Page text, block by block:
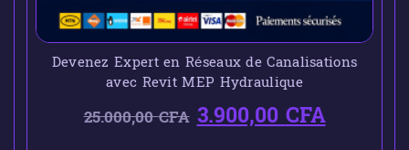
Devenez Expert en Réseaux de Canalisations
avec Revit MEP Hydraulique
25.000,00CFA 3.900,00CFA